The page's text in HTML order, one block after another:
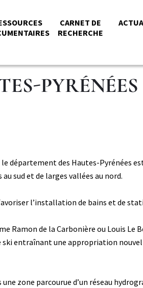
CARNET DE
RECHERCHE
PYRÉNÉES
département des Hautes-Pyrénées
sud et de larges vallées au nord.
l’installation de bains et de
Ramon de la Carbonière ou Louis Le
entraînant une appropriation
zone parcourue d’un réseau